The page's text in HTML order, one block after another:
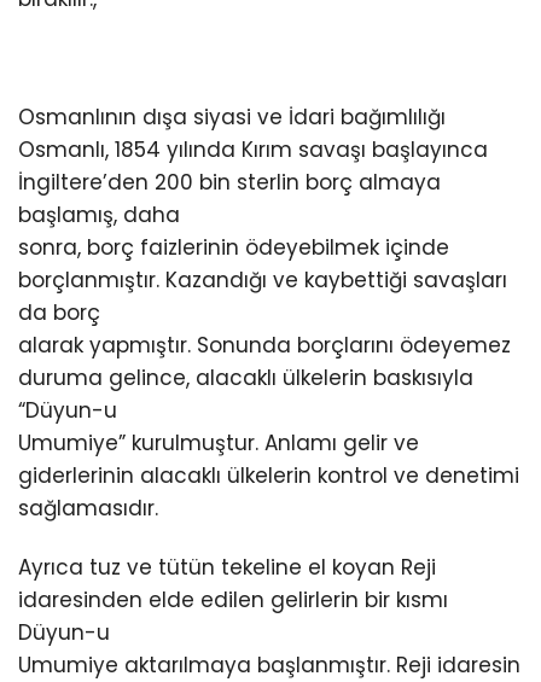
Osmanlının dışa siyasi ve İdari bağımlılığı
Osmanlı, 1854 yılında Kırım savaşı başlayınca
İngiltere’den 200 bin sterlin borç almaya
başlamış, daha
sonra, borç faizlerinin ödeyebilmek içinde
borçlanmıştır. Kazandığı ve kaybettiği savaşları
da borç
alarak yapmıştır. Sonunda borçlarını ödeyemez
duruma gelince, alacaklı ülkelerin baskısıyla
“Düyun-u
Umumiye” kurulmuştur. Anlamı gelir ve
giderlerinin alacaklı ülkelerin kontrol ve denetimi
sağlamasıdır.
Ayrıca tuz ve tütün tekeline el koyan Reji
idaresinden elde edilen gelirlerin bir kısmı
Düyun-u
Umumiye aktarılmaya başlanmıştır. Reji idaresin